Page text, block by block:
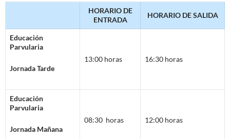
HORARIO DE
ENTRADA
HORARIO DE SALIDA
Educación
Parvularia
Jornada Tarde
13:00 horas 16:30 horas
Educación
Parvularia
Jornada Mañana
08:30 horas 12:00 horas